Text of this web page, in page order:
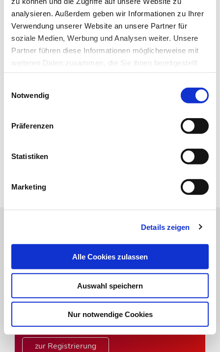
analysieren. Außerdem geben wir Informationen zu Ihrer
Verwendung unserer Website an unsere Partner für
soziale Medien, Werbung und Analysen weiter. Unsere
Partner führen diese Informationen möglicherweise mit
weiteren Daten zusammen, die Sie ihnen bereitgestellt
haben oder die sie im Rahmen Ihrer Nutzung der Dienste
Notwendig
Präferenzen
Statistiken
Marketing
Details zeigen
Alle Cookies zulassen
Auswahl speichern
Nur notwendige Cookies
über die wichtigsten Branchen-News, aktuelle
Themen und die neusten Stellenangebote.
E-Mail-Adresse
* Pflichtfeld
Online-Angebot der MT im
uneingeschränkt nutzen zu können, müssen Sie
sich einmalig mit Ihrer DVTA-Mitglieds- oder
Abonnentennummer registrieren.
zur Registrierung